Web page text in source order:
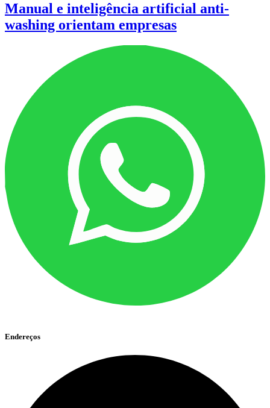
Manual e inteligência artificial anti-
washing orientam empresas
Endereços